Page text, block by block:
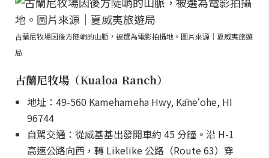
古蘭尼牧場因後方陡峭的山脈，被選為電影拍攝地。圖片來源｜夏威夷旅遊
局
古蘭尼牧場（Kualoa Ranch）
地址：49-560 Kamehameha Hwy, Kāneʻohe, HI
96744
自駕交通：從威基基出發開車約 45 分鐘。沿 H-1
高速公路向西，轉 Likelike 公路（Route 63）穿